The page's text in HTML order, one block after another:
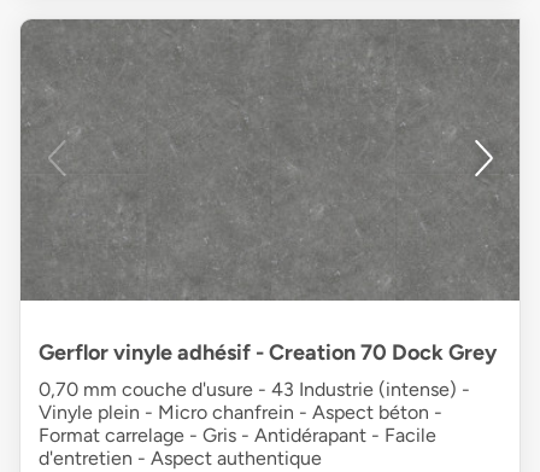
Gerflor vinyle adhésif - Creation 70 Dock Grey
0,70 mm couche d'usure - 43 Industrie (intense) -
Vinyle plein - Micro chanfrein - Aspect béton -
Format carrelage - Gris - Antidérapant - Facile
d'entretien - Aspect authentique